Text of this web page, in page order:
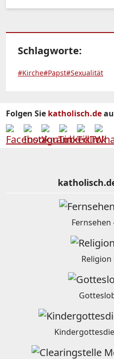
Schlagworte:
#Kirche#Papst#Sexualität
Folgen Sie katholisch.de
Religion